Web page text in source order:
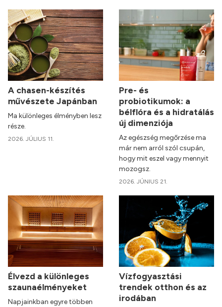
A chasen-készítés
művészete Japánban
Ma különleges élményben lesz
része.
2026. JÚLIUS 11.
Pre- és
probiotikumok: a
bélflóra és a hidratálás
új dimenziója
Az egészség megőrzése ma
már nem arról szól csupán,
hogy mit eszel vagy mennyit
mozogsz.
2026. JÚNIUS 21.
Élvezd a különleges
szaunaélményeket
Napjainkban egyre többen
Vízfogyasztási
trendek otthon és az
irodában